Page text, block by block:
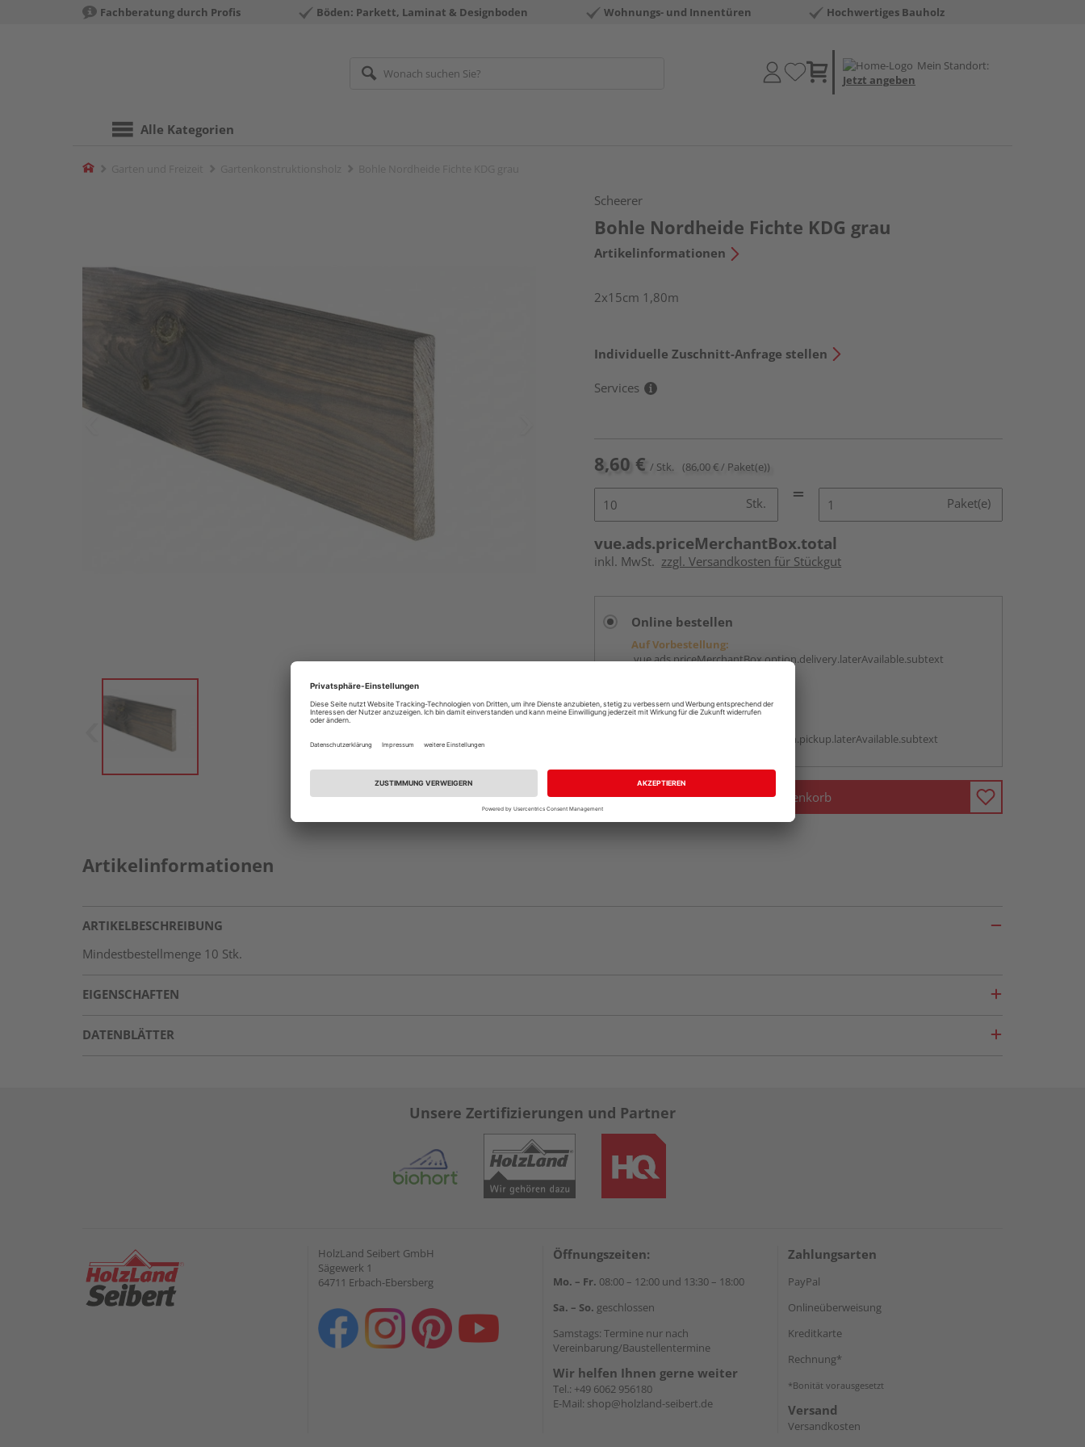
Fachberatung durch Profis Böden: Parkett, Laminat & Designboden Wohnungs- und Innentüren Hochwertiges Bauholz
Mein Standort:
Jetzt angeben
Alle Kategorien
Home
Scheerer
Bohle Nordheide Fichte KDG grau
Artikelinformationen
2x15cm 1,80m
Individuelle Zuschnitt-Anfrage stellen
Services
8,60 € / Stk. (86,00 € / Paket(e))
Stk. Paket(e)
vue.ads.priceMerchantBox.total
inkl. MwSt. zzgl. Versandkosten für Stückgut
Online bestellen
Auf Vorbestellung:
vue.ads.priceMerchantBox.option.delivery.laterAvailable.subtext
Beim Händler abholen
vue.ads.priceMerchantBox.option.pickup.laterAvailable.subtext
In den Warenkorb
Artikelinformationen
ARTIKELBESCHREIBUNG
Mindestbestellmenge 10 Stk.
EIGENSCHAFTEN
DATENBLÄTTER
Unsere Zertifizierungen und Partner
HolzLand Seibert GmbH
Sägewerk 1
64711 Erbach-Ebersberg
Öffnungszeiten:
Mo. – Fr. 08:00 – 12:00 und 13:30 – 18:00
Sa. – So. geschlossen
Samstags: Termine nur nach
Vereinbarung/Baustellentermine
Wir helfen Ihnen gerne weiter
Tel.: +49 6062 956180
E-Mail: shop@holzland-seibert.de
Zahlungsarten
PayPal
Onlineüberweisung
Kreditkarte
Rechnung*
*Bonität vorausgesetzt
Versand
Versandkosten